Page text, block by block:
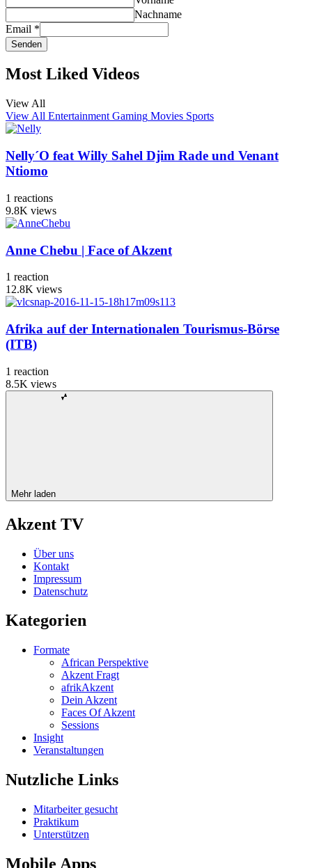
Nachname
Email *
Senden
Most Liked Videos
View All
View All Entertainment Gaming Movies Sports
Nelly´O feat Willy Sahel Djim Rade und Venant
Ntiomo
1 reactions
9.8K views
Anne Chebu | Face of Akzent
1 reaction
12.8K views
Afrika auf der Internationalen Tourismus-Börse
(ITB)
1 reaction
8.5K views
Mehr laden
Akzent TV
Über uns
Kontakt
Impressum
Datenschutz
Kategorien
Formate
African Perspektive
Akzent Fragt
afrikAkzent
Dein Akzent
Faces Of Akzent
Sessions
Insight
Veranstaltungen
Nutzliche Links
Mitarbeiter gesucht
Praktikum
Unterstützen
Mobile Apps